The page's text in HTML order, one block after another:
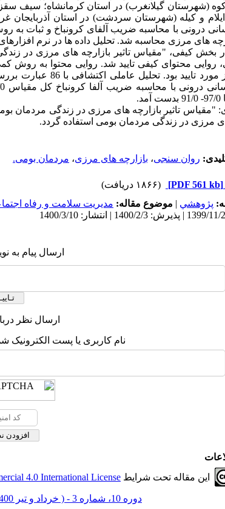
کوه (شهرستان گیلانغرب) در استان کرمانشاه؛
و کیله (شهرستان سردشت) در استان
های مرزی محاسبه شد. تحلیل داده ها در نرم افزارهای آماری اس پی
"مقیاس تاثیر بازارچه های مرزی در زندگی مردمان
مرزی در زندگی مردمان بومی استفاده گردد.
روان سنجی، بازارچه های مرزی، مردمان بومی.
[PDF 561 kb]
(۱۸۶۶ دریافت)
پژوهشي | موضوع مقاله: مدیریت سلامت و رفاه
ارسال پیام به
ارسال نظر
نام کاربری یا پست الکترونیک
این مقاله تحت شرایط 4.0 International License
دوره 10، شماره 3 - ( خرداد و تیر 1400 )